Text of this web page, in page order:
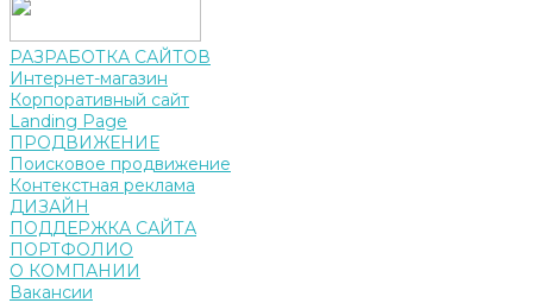
РАЗРАБОТКА САЙТОВ
Интернет-магазин
Корпоративный сайт
Landing Page
ПРОДВИЖЕНИЕ
Поисковое продвижение
Контекстная реклама
ДИЗАЙН
ПОДДЕРЖКА САЙТА
ПОРТФОЛИО
О КОМПАНИИ
Вакансии